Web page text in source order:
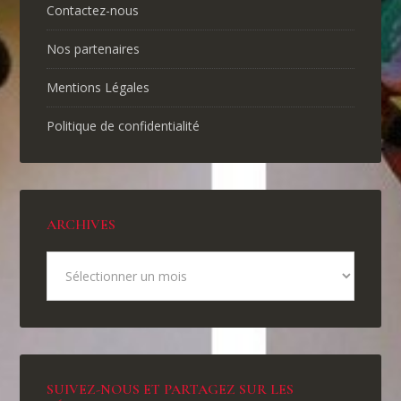
Contactez-nous
Nos partenaires
Mentions Légales
Politique de confidentialité
ARCHIVES
SUIVEZ-NOUS ET PARTAGEZ SUR LES